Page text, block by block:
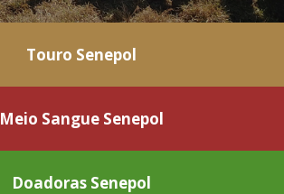
Touro Senepol
Meio Sangue Senepol
Doadoras Senepol